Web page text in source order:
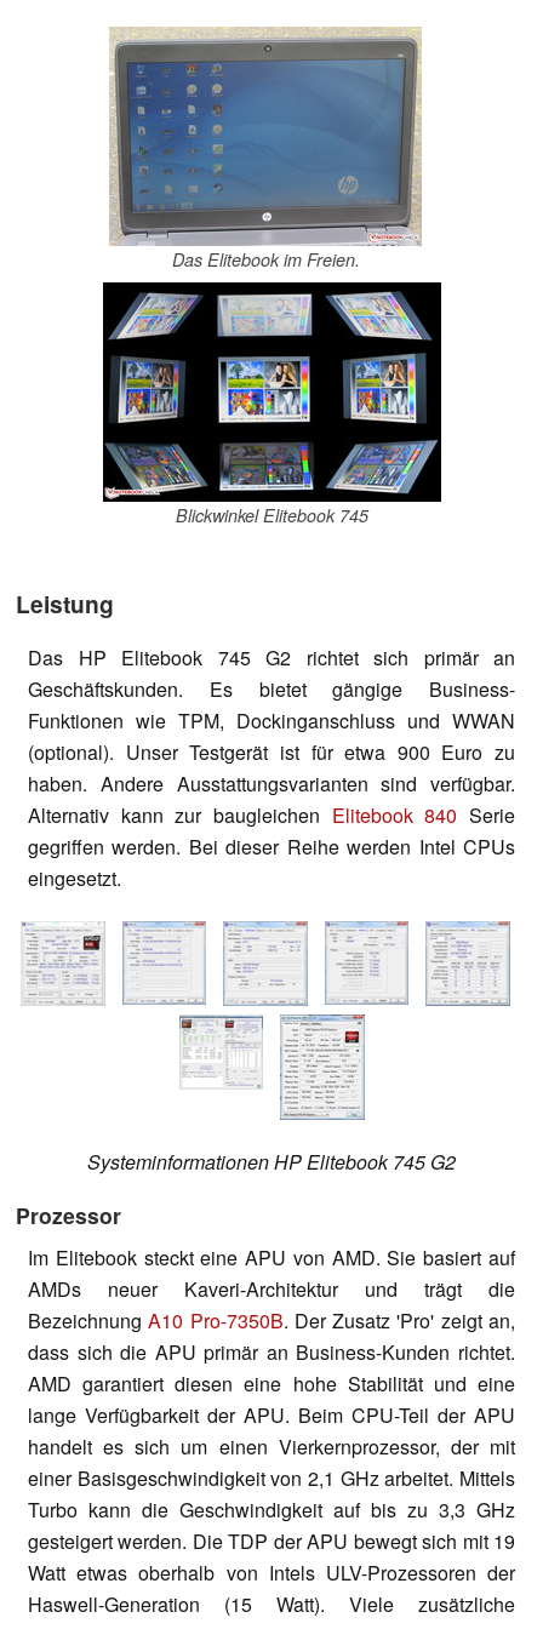
Das Elitebook im Freien.
Blickwinkel Elitebook 745
Leistung
Das HP Elitebook 745 G2 richtet sich primär an
Geschäftskunden. Es bietet gängige Business-
Funktionen wie TPM, Dockinganschluss und WWAN
(optional). Unser Testgerät ist für etwa 900 Euro zu
haben. Andere Ausstattungsvarianten sind verfügbar.
Alternativ kann zur baugleichen Elitebook 840 Serie
gegriffen werden. Bei dieser Reihe werden Intel CPUs
eingesetzt.
Systeminformationen HP Elitebook 745 G2
Prozessor
Im Elitebook steckt eine APU von AMD. Sie basiert auf
AMDs neuer Kaveri-Architektur und trägt die
BezeichnungA10 Pro-7350B. Der Zusatz 'Pro' zeigt an,
dass sich die APU primär an Business-Kunden richtet.
AMD garantiert diesen eine hohe Stabilität und eine
lange Verfügbarkeit der APU. Beim CPU-Teil der APU
handelt es sich um einen Vierkernprozessor, der mit
einer Basisgeschwindigkeit von 2,1 GHz arbeitet. Mittels
Turbo kann die Geschwindigkeit auf bis zu 3,3 GHz
gesteigert werden. Die TDP der APU bewegt sich mit 19
Watt etwas oberhalb von Intels ULV-Prozessoren der
Haswell-Generation (15 Watt). Viele zusätzliche